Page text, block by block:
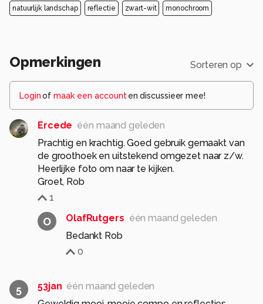
natuurlijk landschap reflectie zwart-wit monochroom
Opmerkingen Sorteren op
Loginof maak een account en discussieer mee!
Ercede één maand geleden
Prachtig en krachtig. Goed gebruik gemaakt van
de groothoek en uitstekend omgezet naar z/w.
Heerlijke foto om naar te kijken.
Groet, Rob
1
O OlafRutgers één maand geleden
Bedankt Rob
0
5 53jan één maand geleden